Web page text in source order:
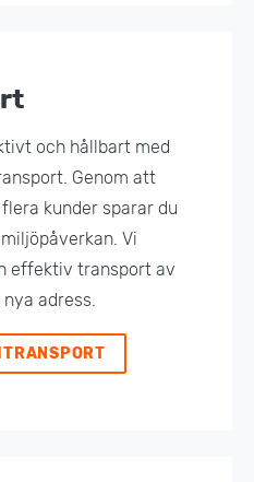
och hållbart med
Genom att
kunder sparar du
Vi
effektiv transport av
adress.